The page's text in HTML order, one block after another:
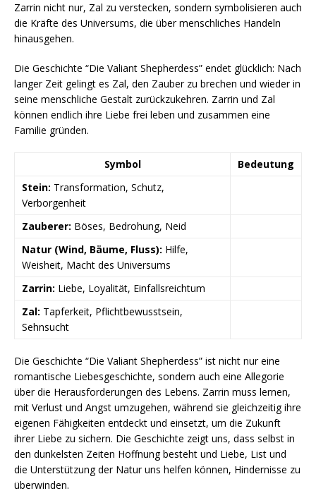
Zarrin nicht nur, Zal zu verstecken, sondern symbolisieren auch
die Kräfte des Universums, die über menschliches Handeln
hinausgehen.
Die Geschichte “Die Valiant Shepherdess” endet glücklich: Nach
langer Zeit gelingt es Zal, den Zauber zu brechen und wieder in
seine menschliche Gestalt zurückzukehren. Zarrin und Zal
können endlich ihre Liebe frei leben und zusammen eine
Familie gründen.
Symbol
Bedeutung
Stein: Transformation, Schutz,
Verborgenheit
Zauberer: Böses, Bedrohung, Neid
Natur (Wind, Bäume, Fluss): Hilfe,
Weisheit, Macht des Universums
Zarrin: Liebe, Loyalität, Einfallsreichtum
Zal: Tapferkeit, Pflichtbewusstsein,
Sehnsucht
Die Geschichte “Die Valiant Shepherdess” ist nicht nur eine
romantische Liebesgeschichte, sondern auch eine Allegorie
über die Herausforderungen des Lebens. Zarrin muss lernen,
mit Verlust und Angst umzugehen, während sie gleichzeitig ihre
eigenen Fähigkeiten entdeckt und einsetzt, um die Zukunft
ihrer Liebe zu sichern. Die Geschichte zeigt uns, dass selbst in
den dunkelsten Zeiten Hoffnung besteht und Liebe, List und
die Unterstützung der Natur uns helfen können, Hindernisse zu
überwinden.